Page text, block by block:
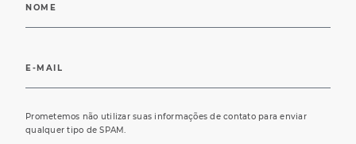
Prometemos não utilizar suas informações de contato para enviar
qualquer tipo de SPAM.